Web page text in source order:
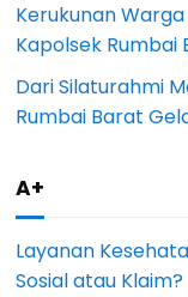
Kerukunan
Kapolsek Rumbai
Dari Silaturahmi
Rumbai Barat
A+
Layanan
Sosial atau Klaim?